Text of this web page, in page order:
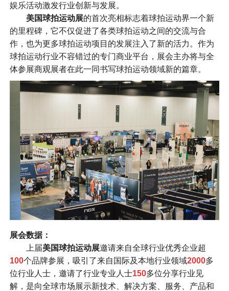
娱乐活动激发行业创新与发展。
美国球拍运动展的首次亮相标志着球拍运动界一个新
的里程碑，它不仅促进了各类球拍运动之间的交流与合
作，也为更多球拍运动项目的发展注入了新的活力。作为
球拍运动行业不容错过的专门商业平台，展会主办将与全
体参展商观展者在此一同书写球拍运动领域新的篇章。
展会数据：
上届美国球拍运动展邀请来自全球行业优秀企业超
100个品牌参展，吸引了来自国际及本地行业领域2000多
位行业人士，邀请了行业专业人士150多位分享行业见
解，是向全球市场展示新技术、解决方案、服务、产品和